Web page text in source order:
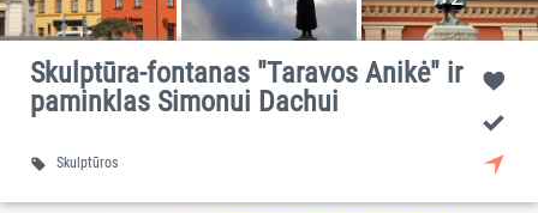
Skulptūra-fontanas "Taravos Anikė" ir
paminklas Simonui Dachui
Skulptūros